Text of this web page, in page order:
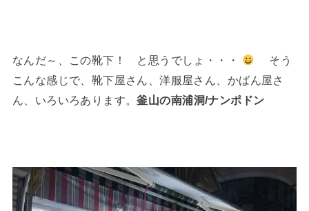
なんだ～、この靴下！ と思うでしょ・・・
そう
こんな感じで、靴下屋さん、洋服屋さん、かばん屋さ
ん、いろいろあります。釜山の南浦洞/ナンポドン